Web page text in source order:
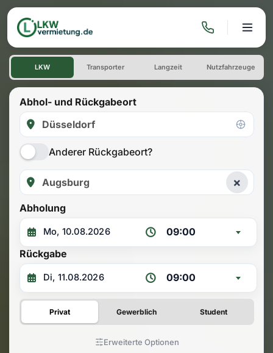
LKW mieten: Einwegmiete
LKW Transporter Langzeit Nutzfahrzeuge
Abhol- und Rückgabeort
Anderer Rückgabeort?
×
Abholung
09:00
Rückgabe
09:00
Privat Gewerblich Student
Erweiterte Optionen